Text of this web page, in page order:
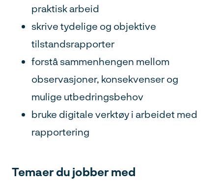
praktisk arbeid
skrive tydelige og objektive
tilstandsrapporter
forstå sammenhengen mellom
observasjoner, konsekvenser og
mulige utbedringsbehov
bruke digitale verktøy i arbeidet med
rapportering
Temaer du jobber med